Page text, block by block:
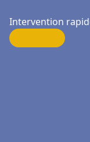
Intervention